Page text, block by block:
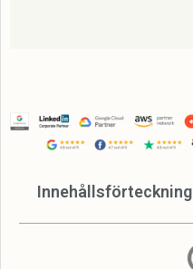
Innehållsförteckning